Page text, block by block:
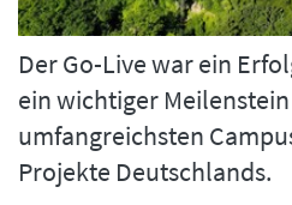
Der Go-Live war ein
ein wichtiger
umfangreichsten
Projekte Deutschlands.